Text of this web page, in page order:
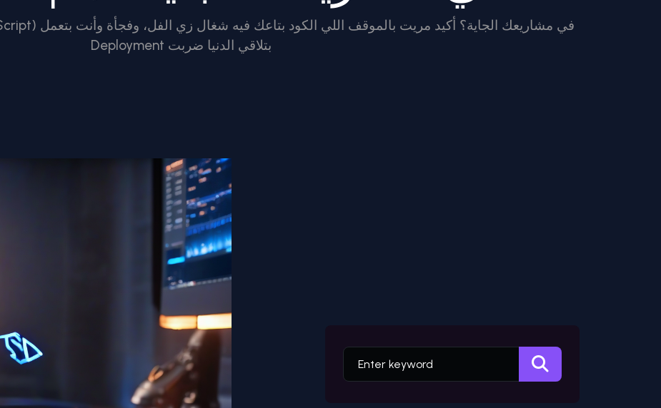
Deployment بتلاقي الدنيا ضربت